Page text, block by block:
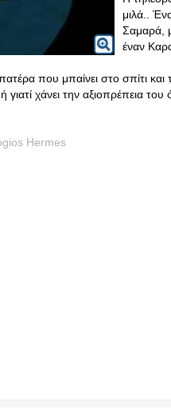
μιλά..
Σαμαρά,
έναν
που μπαίνει στο σπίτι και
γιατί χάνει την αξιοπρέπεια
Hermes